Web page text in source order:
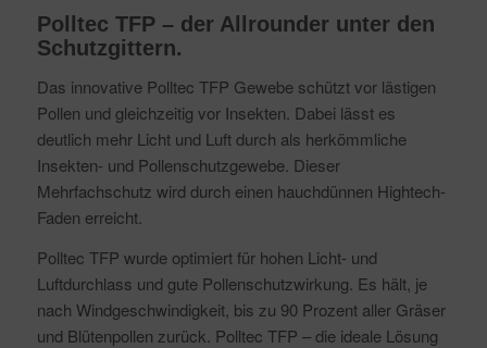
Polltec TFP – der Allrounder unter den
Schutzgittern.
Das innovative Polltec TFP Gewebe schützt vor lästigen
Pollen und gleichzeitig vor Insekten. Dabei lässt es
deutlich mehr Licht und Luft durch als herkömmliche
Insekten- und Pollenschutzgewebe. Dieser
Mehrfachschutz wird durch einen hauchdünnen Hightech-
Faden erreicht.
Polltec TFP wurde optimiert für hohen Licht- und
Luftdurchlass und gute Pollenschutzwirkung. Es hält, je
nach Windgeschwindigkeit, bis zu 90 Prozent aller Gräser
und Blütenpollen zurück. Polltec TFP – die ideale Lösung